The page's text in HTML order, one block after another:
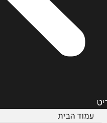
עמוד הבית